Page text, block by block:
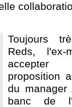
Toujours
Reds,
proposition
du
banc de